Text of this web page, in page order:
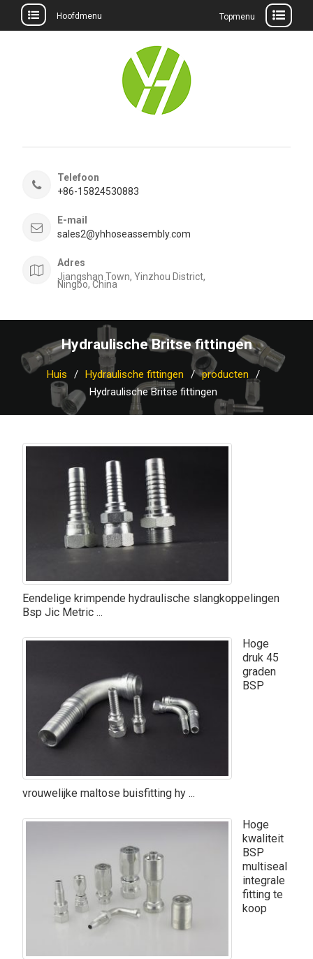
Hoofdmenu Topmenu
Telefoon
+86-15824530883
E-mail
sales2@yhhoseassembly.com
Adres
Jiangshan Town, Yinzhou District,
Ningbo, China
Hydraulische Britse fittingen
Huis Hydraulische fittingen
producten
Hydraulische Britse fittingen
Eendelige krimpende hydraulische slangkoppelingen
Bsp Jic Metric ...
Hoge
druk 45
graden
BSP
vrouwelijke maltose buisfitting hy ...
Hoge
kwaliteit
BSP
multiseal
integrale
fitting te
koop